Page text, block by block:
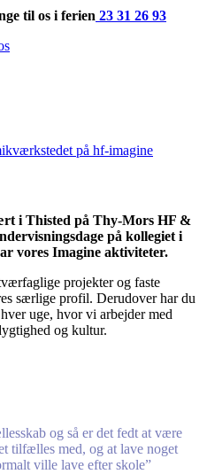
til os i ferien 23 31 26 93
i Thisted på Thy‑Mors HF &
på kollegiet i
vores Imagine aktiviteter.
projekter og faste
særlige profil. Derudover har du
uge, hvor vi arbejder med
og kultur.
og så er det fedt at være
tilfælles med, og at lave noget
ville lave efter skole”